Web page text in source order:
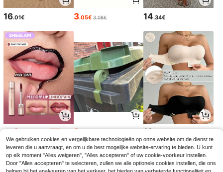
16.01€ 3.05€ 3.08€ 14.34€
4 3 10
We gebruiken cookies en vergelijkbare technologieën op onze website om de dienst te
leveren die u aanvraagt, en om u de best mogelijke website-ervaring te bieden. U kunt
op elk moment "Alles weigeren", "Alles accepteren" of uw cookie-voorkeur instellen.
Door "Alles accepteren" te selecteren, zullen we alle optionele cookies instellen, die ons